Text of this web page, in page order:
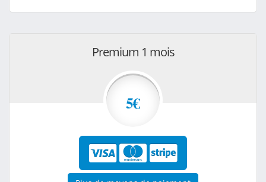
Premium 1 mois
5€